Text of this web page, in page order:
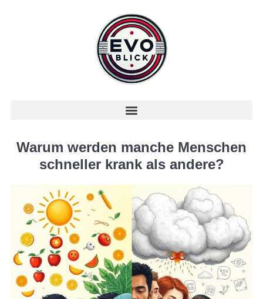
Warum werden manche Menschen
schneller krank als andere?